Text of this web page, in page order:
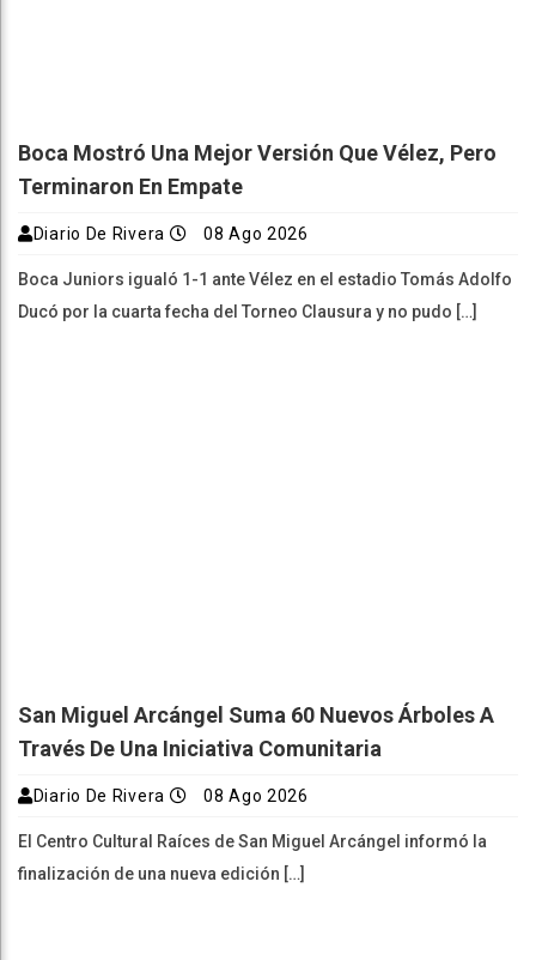
Boca Mostró Una Mejor Versión Que Vélez, Pero
Terminaron En Empate
Diario De Rivera 08 Ago 2026
Boca Juniors igualó 1-1 ante Vélez en el estadio Tomás Adolfo
Ducó por la cuarta fecha del Torneo Clausura y no pudo […]
San Miguel Arcángel Suma 60 Nuevos Árboles A
Través De Una Iniciativa Comunitaria
Diario De Rivera 08 Ago 2026
El Centro Cultural Raíces de San Miguel Arcángel informó la
finalización de una nueva edición […]